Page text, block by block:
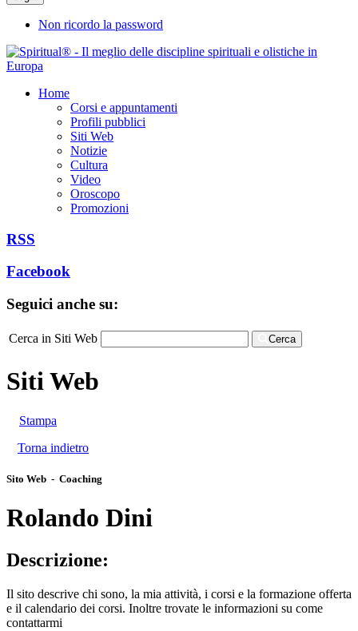
Non ricordo la password
Home
Corsi e appuntamenti
Profili pubblici
Siti Web
Notizie
Cultura
Video
Oroscopo
Promozioni
RSS
Facebook
Seguici anche su:
Cerca in Siti Web Cerca
Siti Web
Stampa
Torna indietro
Sito Web - Coaching
Rolando Dini
Descrizione:
Il sito descrive chi sono, la mia attività, i corsi e la formazione offerta
e il calendario dei corsi. Inoltre trovate le informazioni su come
contattarmi